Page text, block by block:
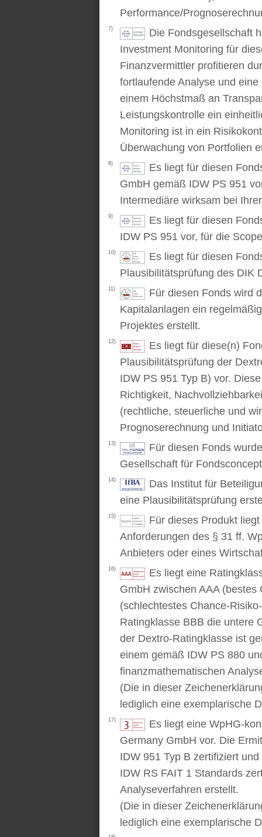
Performance/
7)
Die Fondsgesellschaft
Investment Monitoring für
Finanzvermittler profitieren
fortlaufende Analyse und
einem Höchstmaß an
Leistungskontrolle ein
Monitoring ist in ein
Überwachung von Portfolien
8)
Es liegt für diesen
GmbH gemäß IDW PS 951
Intermediäre wirksam bei
9)
Es liegt für diesen
IDW PS 951 vor, für die
10)
Es liegt für diesen
Plausibilitätsprüfung des DIK
11)
Für diesen Fonds wird
Kapitalanlagen ein
Projektes erstellt.
12)
Es liegt für diese(n)
Plausibilitätsprüfung der
IDW PS 951 Typ B) vor.
Richtigkeit,
(rechtliche, steuerliche und
Prognoserechnung und
13)
Für diesen Fonds
Gesellschaft für
14)
Das Institut für
eine Plausibilitätsprüfung
15)
Für dieses Produkt
Anforderungen des § 31 ff.
Anbieters oder eines
16)
Es liegt eine
GmbH zwischen AAA
(schlechtestes Chance-
Ratingklasse BBB die untere
der Dextro-Ratingklasse ist
einem gemäß IDW PS 880
finanzmathematischen
(Die in dieser
lediglich eine exemplarische
17)
Es liegt eine WpHG-
Germany GmbH vor. Die
IDW 951 Typ B zertifiziert
IDW RS FAIT 1 Standards
Analyseverfahren erstellt.
(Die in dieser
lediglich eine exemplarische